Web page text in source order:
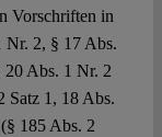
Vorschriften in
Nr. 2, § 17 Abs.
20 Abs. 1 Nr. 2
Satz 1, 18 Abs.
185 Abs. 2